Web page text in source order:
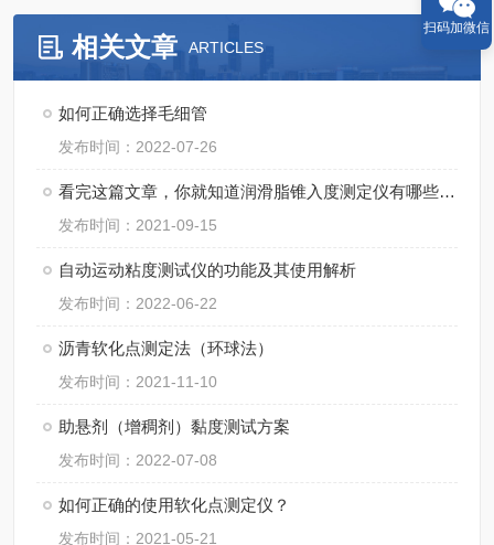
相关文章 ARTICLES
如何正确选择毛细管
发布时间：2022-07-26
看完这篇文章，你就知道润滑脂锥入度测定仪有哪些优点了！
发布时间：2021-09-15
自动运动粘度测试仪的功能及其使用解析
发布时间：2022-06-22
沥青软化点测定法（环球法）
发布时间：2021-11-10
助悬剂（增稠剂）黏度测试方案
发布时间：2022-07-08
如何正确的使用软化点测定仪？
发布时间：2021-05-21
扫码加微信